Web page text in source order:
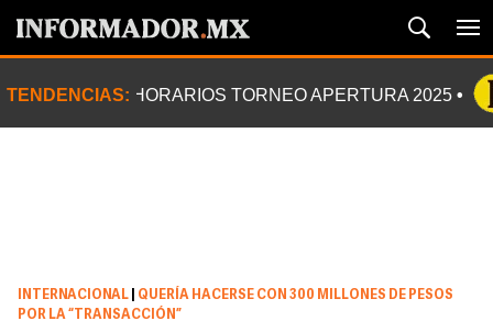
TENDENCIAS: HORARIOS TORNEO APERTURA 2025
INTERNACIONAL
QUERÍA HACERSE CON 300 MILLONES DE PESOS
POR LA “TRANSACCIÓN”